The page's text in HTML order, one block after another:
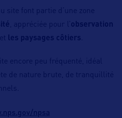
site font partie d’une zone
, appréciée pour l’ observation
et les paysages côtiers
encore peu fréquenté, idéal
de nature brute, de tranquillité
npsa